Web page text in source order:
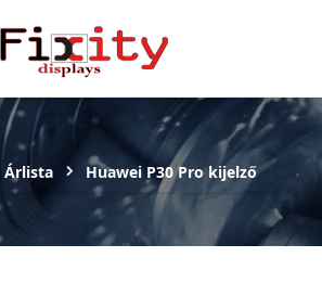
Árlista Huawei P30 Pro kijelző